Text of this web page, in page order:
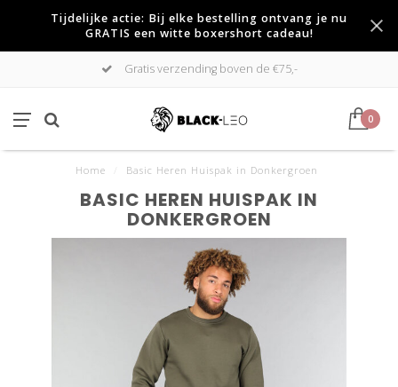
Tijdelijke actie: Bij elke bestelling ontvang je nu
GRATIS een witte boxershort cadeau!
Gratis verzending boven de €75,-
0
Home Basic Heren Huispak in Donkergroen
BASIC HEREN HUISPAK IN
DONKERGROEN